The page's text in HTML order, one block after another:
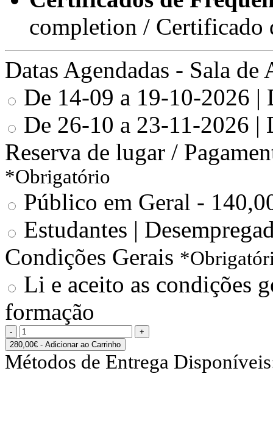
completion / Certificado
Datas Agendadas - Sala
De 14-09 a 19-10-2026 |
De 26-10 a 23-11-2026 |
Reserva de lugar /
*Obrigatório
Público em Geral -
Estudantes |
Condições Gerais
Li e aceito as condições
formação
280,00€ - Adicionar ao Carrinho
Métodos de Entrega